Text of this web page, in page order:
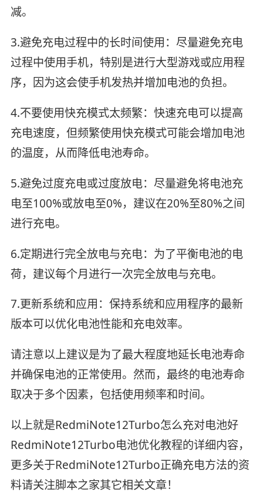
减。
3.避免充电过程中的长时间使用：尽量避免充电
过程中使用手机，特别是进行大型游戏或应用程
序，因为这会使手机发热并增加电池的负担。
4.不要使用快充模式太频繁：快速充电可以提高
充电速度，但频繁使用快充模式可能会增加电池
的温度，从而降低电池寿命。
5.避免过度充电或过度放电：尽量避免将电池充
电至100%或放电至0%，建议在20%至80%之间
进行充电。
6.定期进行完全放电与充电：为了平衡电池的电
荷，建议每个月进行一次完全放电与充电。
7.更新系统和应用：保持系统和应用程序的最新
版本可以优化电池性能和充电效率。
请注意以上建议是为了最大程度地延长电池寿命
并确保电池的正常使用。然而，最终的电池寿命
取决于多个因素，包括使用频率和时间。
以上就是RedmiNote12Turbo怎么充对电池好
RedmiNote12Turbo电池优化教程的详细内容，
更多关于RedmiNote12Turbo正确充电方法的资
料请关注脚本之家其它相关文章！